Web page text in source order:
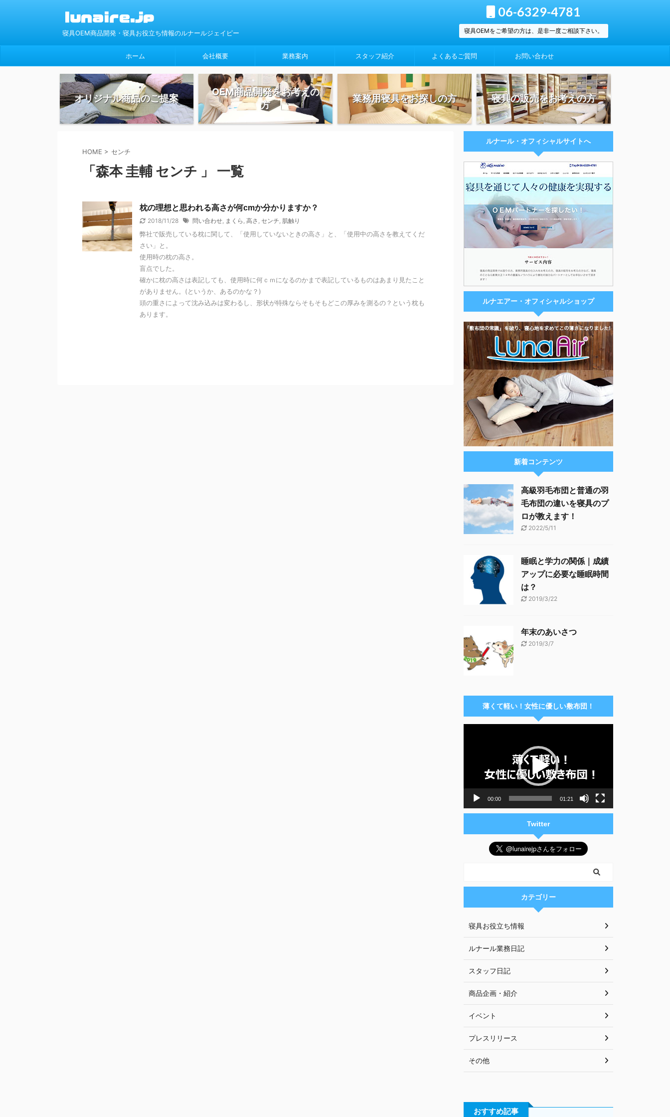
寝具OEM商品開発・寝具お役立ち情報のルナールジェイピー
06-6329-4781
寝具OEMをご希望の方は、是非一度ご相談下さい。
ホーム 会社概要 業務案内 スタッフ紹介 よくあるご質問 お問い合わせ
オリジナル商品のご提案
OEM商品開発をお考えの
方
業務用寝具をお探しの方 寝具の販売をお考えの方
HOME > センチ
「森本 圭輔 センチ 」 一覧
枕の理想と思われる高さが何cmか分かりますか？
2018/11/28 問い合わせ, まくら , 高さ , センチ, 肌触り
弊社で販売している枕に関して、「使用していないときの高さ」と、「使用中の高さを教えてくだ
さい」と。
使用時の枕の高さ。
盲点でした。
確かに枕の高さは表記しても、使用時に何ｃｍになるのかまで表記しているものはあまり見たこと
がありません。(というか、あるのかな？)
頭の重さによって沈み込みは変わるし、形状が特殊ならそもそもどこの厚みを測るの？という枕も
あります。
ルナール・オフィシャルサイトへ
ルナエアー・オフィシャルショップ
新着コンテンツ
高級羽毛布団と普通の羽
毛布団の違いを寝具のプ
ロが教えます！
2022/5/11
睡眠と学力の関係｜成績
アップに必要な睡眠時間
は？
2019/3/22
年末のあいさつ
2019/3/7
薄くて軽い！女性に優しい敷布団！
00:00 01:21
Twitter
カテゴリー
寝具お役立ち情報
ルナール業務日記
スタッフ日記
商品企画・紹介
イベント
プレスリリース
その他
おすすめ記事